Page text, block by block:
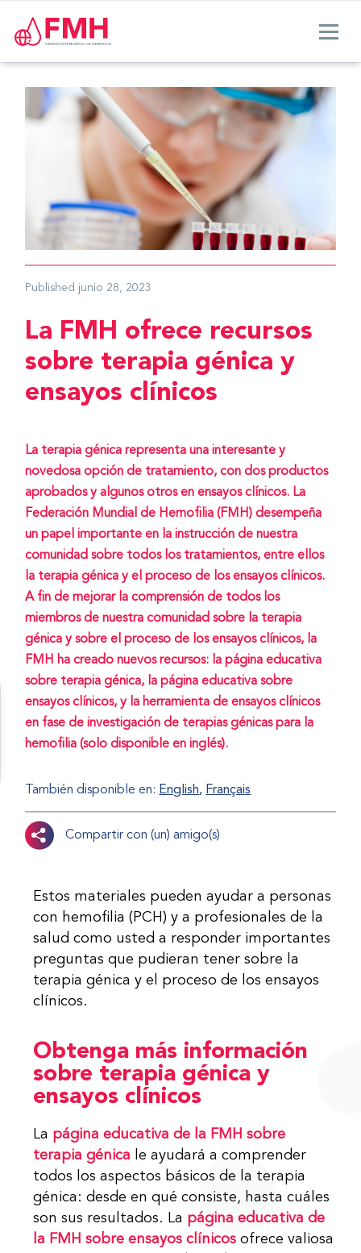
Published junio 28, 2023
La FMH ofrece recursos
sobre terapia génica y
ensayos clínicos
La terapia génica representa una interesante y
novedosa opción de tratamiento, con dos productos
aprobados y algunos otros en ensayos clínicos. La
Federación Mundial de Hemofilia (FMH) desempeña
un papel importante en la instrucción de nuestra
comunidad sobre todos los tratamientos, entre ellos
la terapia génica y el proceso de los ensayos clínicos.
A fin de mejorar la comprensión de todos los
miembros de nuestra comunidad sobre la terapia
génica y sobre el proceso de los ensayos clínicos, la
FMH ha creado nuevos recursos: la página educativa
sobre terapia génica, la página educativa sobre
ensayos clínicos, y la herramienta de ensayos clínicos
en fase de investigación de terapias génicas para la
hemofilia (solo disponible en inglés).
También disponible en: English Français
Compartir con (un) amigo(s)
Estos materiales pueden ayudar a personas
con hemofilia (PCH) y a profesionales de la
salud como usted a responder importantes
preguntas que pudieran tener sobre la
terapia génica y el proceso de los ensayos
clínicos.
Obtenga más información
sobre terapia génica y
ensayos clínicos
La página educativa de la FMH sobre
terapia génica le ayudará a comprender
todos los aspectos básicos de la terapia
génica: desde en qué consiste, hasta cuáles
son sus resultados. La página educativa de
la FMH sobre ensayos clínicos ofrece valiosa